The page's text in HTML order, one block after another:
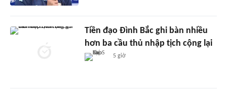
Tiền đạo Đình Bắc ghi bàn nhiều
hơn ba cầu thủ nhập tịch cộng lại
5 giờ